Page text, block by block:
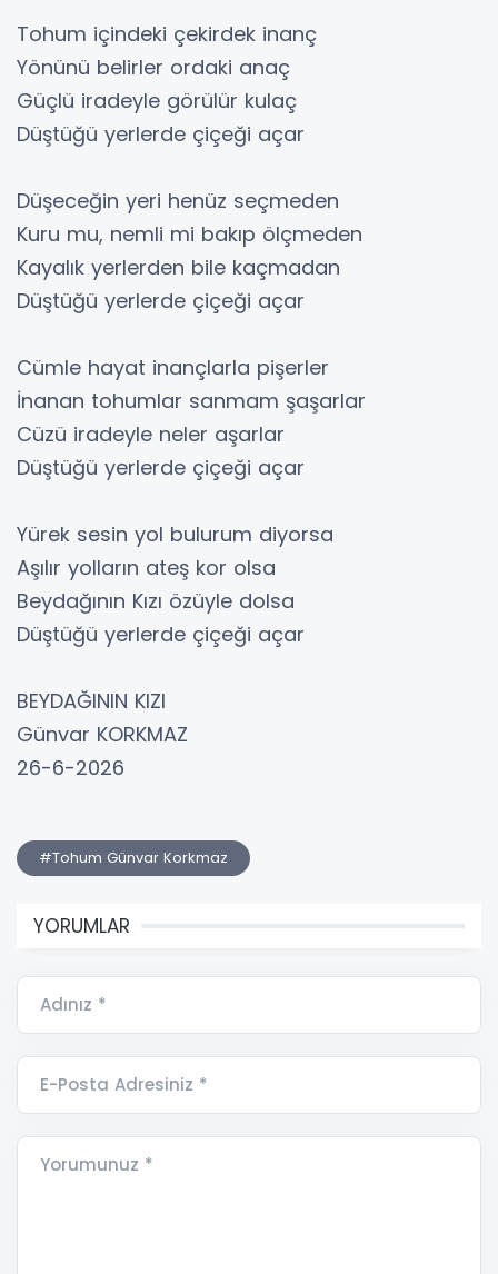
Tohum içindeki çekirdek inanç
Yönünü belirler ordaki anaç
Güçlü iradeyle görülür kulaç
Düştüğü yerlerde çiçeği açar
Düşeceğin yeri henüz seçmeden
Kuru mu, nemli mi bakıp ölçmeden
Kayalık yerlerden bile kaçmadan
Düştüğü yerlerde çiçeği açar
Cümle hayat inançlarla pişerler
İnanan tohumlar sanmam şaşarlar
Cüzü iradeyle neler aşarlar
Düştüğü yerlerde çiçeği açar
Yürek sesin yol bulurum diyorsa
Aşılır yolların ateş kor olsa
Beydağının Kızı özüyle dolsa
Düştüğü yerlerde çiçeği açar
BEYDAĞININ KIZI
Günvar KORKMAZ
26-6-2026
#Tohum Günvar Korkmaz
YORUMLAR
Adınız *
E-Posta Adresiniz *
Yorumunuz *